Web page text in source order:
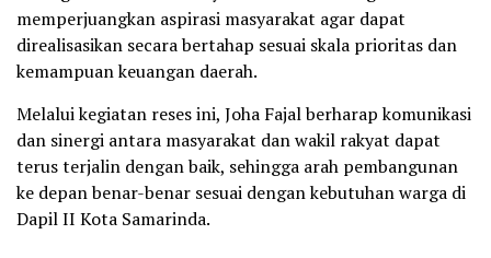
memperjuangkan aspirasi masyarakat agar dapat
direalisasikan secara bertahap sesuai skala prioritas dan
kemampuan keuangan daerah.
Melalui kegiatan reses ini, Joha Fajal berharap komunikasi
dan sinergi antara masyarakat dan wakil rakyat dapat
terus terjalin dengan baik, sehingga arah pembangunan
ke depan benar-benar sesuai dengan kebutuhan warga di
Dapil II Kota Samarinda.